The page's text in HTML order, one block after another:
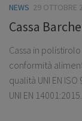
NEWS 29 OTTOBRE
Cassa
Cassa in
conformità
qualità UNI EN
UNI EN 14001:2015.